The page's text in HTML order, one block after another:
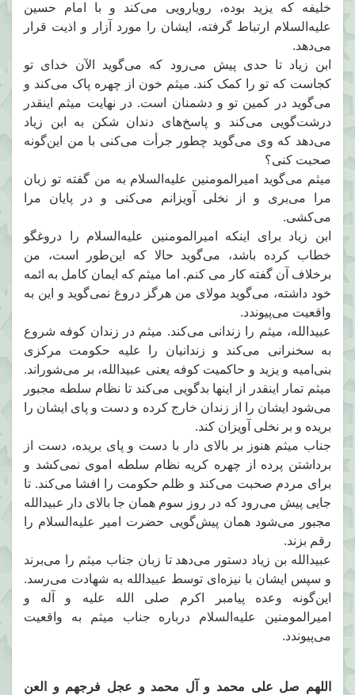
خلیفه که یزید بوده، رویارویی می‌کند و با امام حسین
علیه‌السلام ارتباط گرفته، ایشان را مورد آزار و اذیت قرار
می‌دهد.
ابن زیاد تا حدی پیش می‌رود که می‌گوید الآن خدای تو
کجاست که تو را کمک کند. میثم خون از چهره پاک می‌کند و
می‌گوید در کمین تو و دشمنان است. در نهایت میثم اینقدر
درشت‌گویی می‌کند و پاسخ‌های دندان شکن به ابن زیاد
می‌دهد که وی می‌گوید چطور جرأت می‌کنی با من این‌گونه
صحبت کنی؟
میثم می‌گوید امیرالمومنین علیه‌السلام به من گفته تو زبان
مرا می‌بری و از نخلی آویزانم می‌کنی و در پایان مرا
می‌کشی.
ابن زیاد برای اینکه امیرالمومنین علیه‌السلام را دروغگو
خطاب کرده باشد، می‌گوید حالا که این‌طور است، من
برخلاف آن گفته کار می کنم. اما میثم که ایمان کامل به ائمه
خود داشته، می‌گوید مولای من هرگز دروغ نمی‌گوید و این به
واقعیت می‌پیوندد.
عبیدالله، میثم را زندانی می‌کند. میثم در زندان کوفه شروع
به سخنرانی می‌کند و زندانیان را علیه حکومت مرکزی
بنی‌امیه و یزید و حاکمیت کوفه یعنی عبیدالله، بر می‌شوراند.
میثم تمار اینقدر از اینها بدگویی می‌کند تا نظام سلطه مجبور
می‌شود ایشان را از زندان خارج کرده و دست و پای ایشان را
بریده و بر نخلی آویزان کند.
جناب میثم هنوز بر بالای دار با دست و پای بریده، دست از
برداشتن پرده از چهره کریه نظام سلطه اموی نمی‌کشد و
برای مردم صحبت می‌کند و ظلم حکومت را افشا می‌کند. تا
جایی پیش می‌رود که در روز سوم همان جا بالای دار عبیدالله
مجبور می‌شود همان پیش‌گویی حضرت امیر علیه‌السلام را
رقم بزند.
عبیدالله بن زیاد دستور می‌دهد تا زبان جناب میثم را می‌برند
و سپس ایشان با نیزه‌ای توسط عبیدالله به شهادت می‌رسد.
این‌گونه وعده پیامبر اکرم صلی الله علیه و آله و
امیرالمومنین علیه‌السلام درباره جناب میثم به واقعیت
می‌پیوندد.
اللهم صل على محمد و آل محمد و عجل فرجهم و العن